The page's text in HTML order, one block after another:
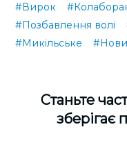
#Вирок
#Позбавлення волі
#Микільське
Cтаньте
зберігає